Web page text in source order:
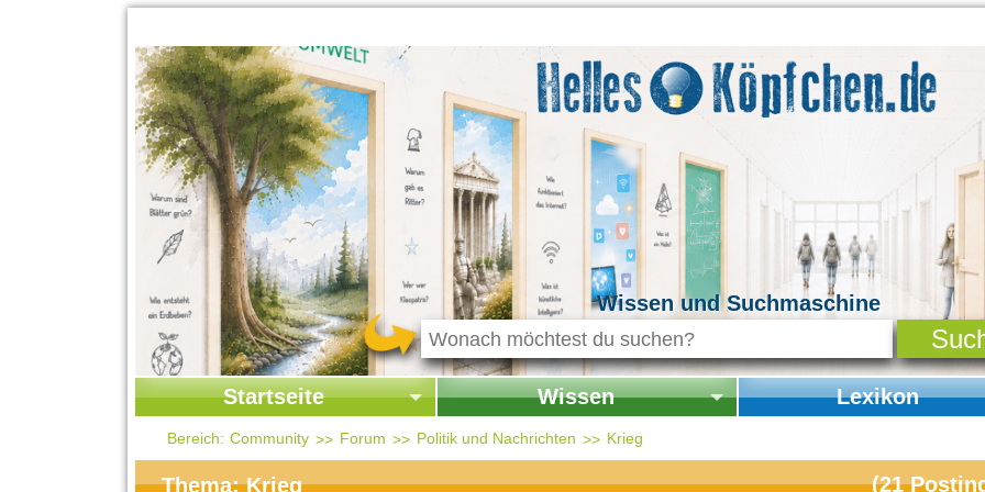
Wissen und Suchmaschine
Startseite
Startseite
Kontakt
Wissen
Startseite Wissen
Lexikon
Bereich: Community Forum Politik und Nachrichten Krieg
Thema: Krieg (21